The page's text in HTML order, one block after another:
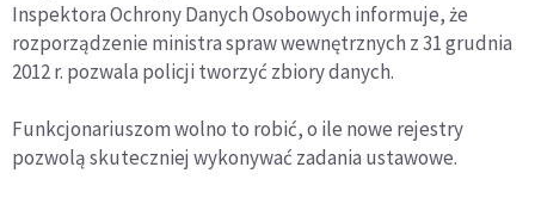
Inspektora Ochrony Danych Osobowych informuje, że
rozporządzenie ministra spraw wewnętrznych z 31 grudnia
2012 r. pozwala policji tworzyć zbiory danych.
Funkcjonariuszom wolno to robić, o ile nowe rejestry
pozwolą skuteczniej wykonywać zadania ustawowe.